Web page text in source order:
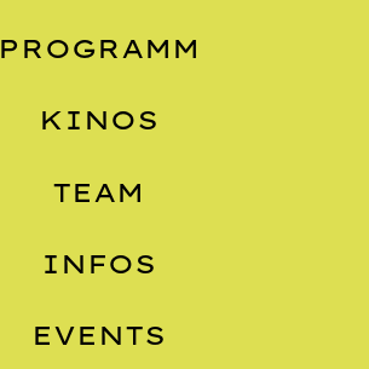
PROGRAMM
KINOS
TEAM
INFOS
EVENTS